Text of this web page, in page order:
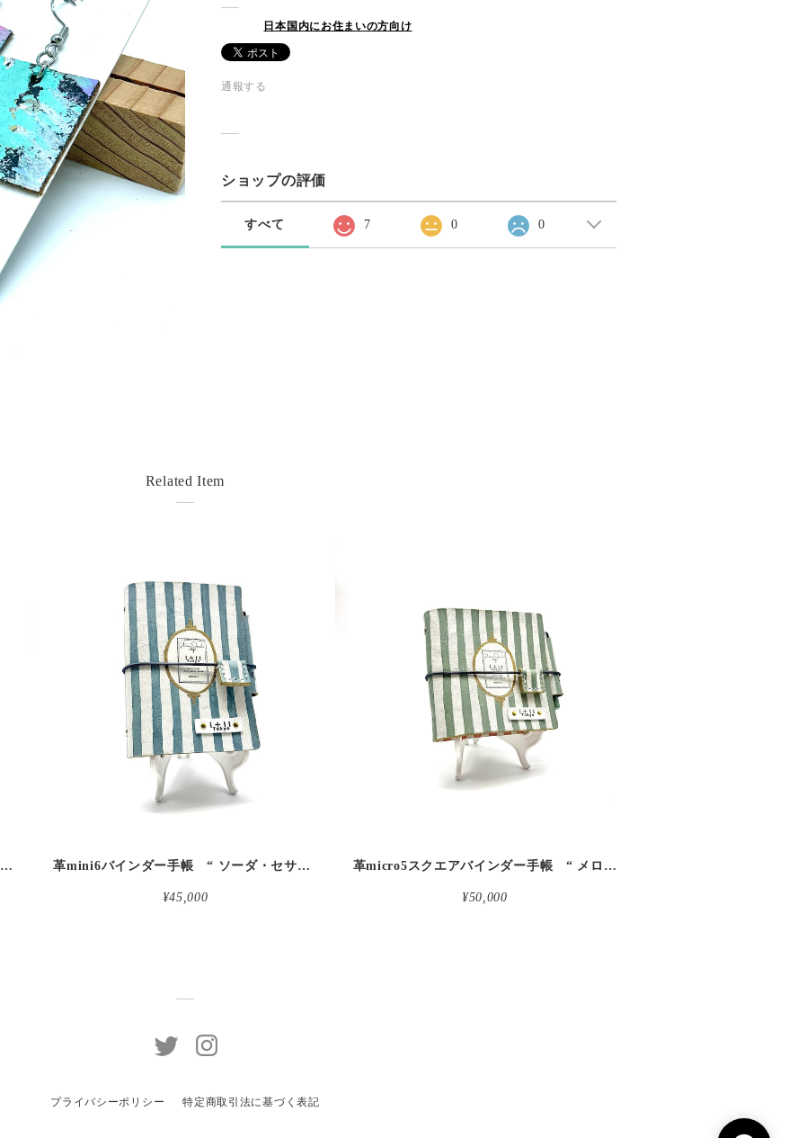
日本国内にお住まいの方向け
通報する
ショップの評価
すべて 7 0 0
Related Item
革micro5バインダー手帳 “ブルーベリー・レモンシェイク 昼下がりのお茶会” 本革
detail
革mini6バインダー手帳 “ ソーダ・セサミシェイク 昼下がりのお茶会” 本革
¥45,000
detail
革micro5スクエアバインダー手帳 “ メロン・イチゴシェイク 昼下がりのお茶会” 本革
¥50,000
プライバシーポリシー 特定商取引法に基づく表記